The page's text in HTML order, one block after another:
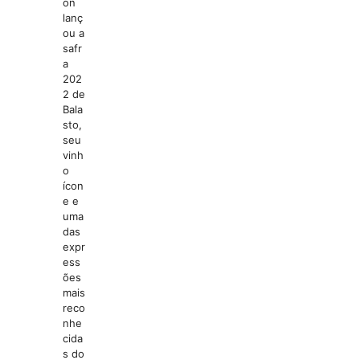
ón
lanç
ou a
safr
a
202
2 de
Bala
sto,
seu
vinh
o
ícon
e e
uma
das
expr
ess
ões
mais
reco
nhe
cida
s do